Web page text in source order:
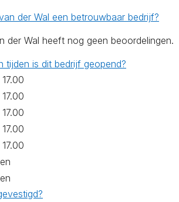
der Wal een betrouwbaar bedrijf?
der Wal heeft nog geen beoordelingen.
tijden is dit bedrijf geopend?